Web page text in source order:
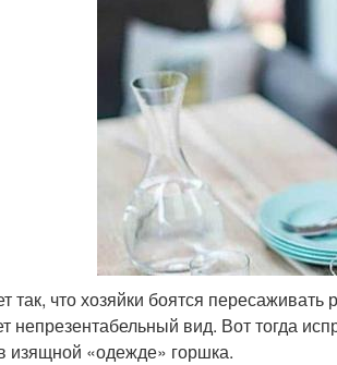
так, что хозяйки боятся
непрезентабельный вид. Вот тогда
изящной «одежде» горшка.